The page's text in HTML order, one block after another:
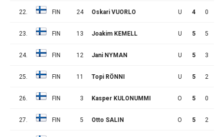
22. FIN 24 Oskari VUORLO U 4 0
23. FIN 13 Joakim KEMELL U 5 5
24. FIN 12 Jani NYMAN U 5 3
25. FIN 11 Topi RÖNNI U 5 2
26. FIN 3 Kasper KULONUMMI O 5 0
27. FIN 5 Otto SALIN O 5 2